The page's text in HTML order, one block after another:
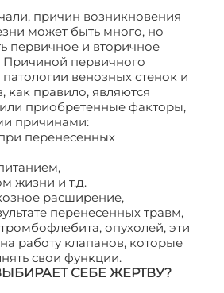
причин возникновения
может быть много, но
первичное и вторичное
первичного
венозных стенок и
как правило, являются
приобретенные факторы,
причинами:
перенесенных
жизни и т.д.
расширение,
перенесенных травм,
опухолей, эти
работу клапанов, которые
свои функции.
СЕБЕ ЖЕРТВУ?